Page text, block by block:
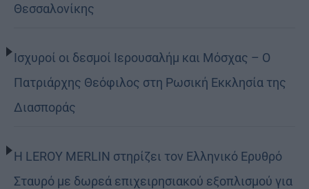
Θεσσαλονίκης
Ισχυροί οι δεσμοί Ιερουσαλήμ και Μόσχας – Ο
Πατριάρχης Θεόφιλος στη Ρωσική Εκκλησία της
Διασποράς
Η LEROY MERLIN στηρίζει τον Ελληνικό Ερυθρό
Σταυρό με δωρεά επιχειρησιακού εξοπλισμού για